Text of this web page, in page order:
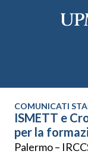
COMUNICATI
ISMETT e
per la
Palermo –